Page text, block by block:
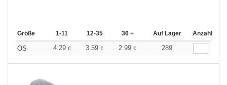
Größe 1-11 12-35 36 + Auf Lager Anzahl
OS 4.29 € 3.59 € 2.99 € 289